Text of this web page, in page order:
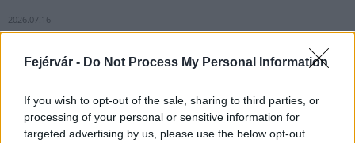
Fejérvár - Do Not Process My Personal Information
If you wish to opt-out of the sale, sharing to third parties, or
processing of your personal or sensitive information for
targeted advertising by us, please use the below opt-out
2026.07.16